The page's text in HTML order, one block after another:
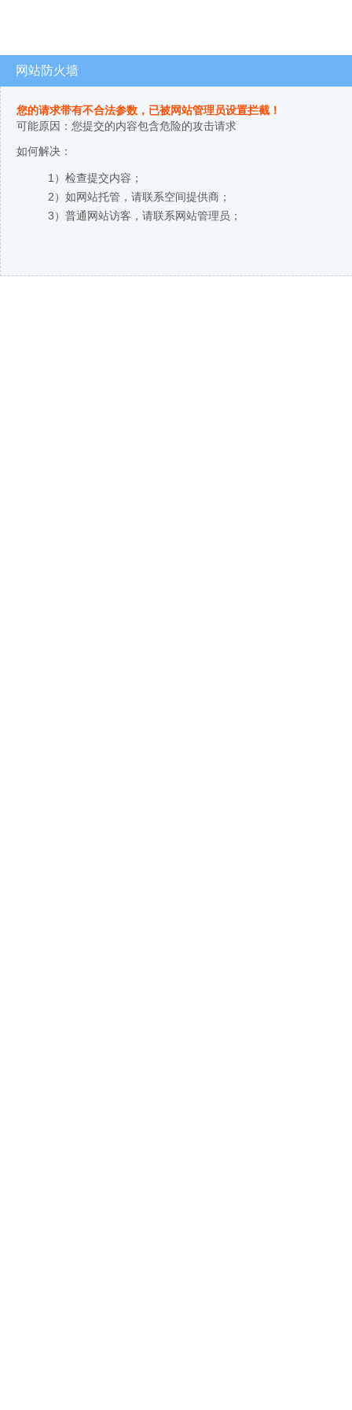
网站防火墙
您的请求带有不合法参数，已被网站管理员设置拦截！
可能原因：您提交的内容包含危险的攻击请求
如何解决：
1）检查提交内容；
2）如网站托管，请联系空间提供商；
3）普通网站访客，请联系网站管理员；